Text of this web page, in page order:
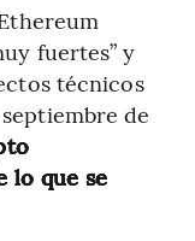
fuertes” y
técnicos
de
lo que se